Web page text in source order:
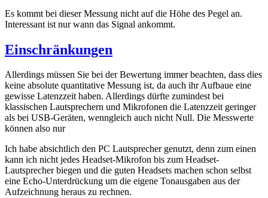
Es kommt bei dieser Messung nicht auf die Höhe des Pegel an.
Interessant ist nur wann das Signal ankommt.
Einschränkungen
Allerdings müssen Sie bei der Bewertung immer beachten, dass dies
keine absolute quantitative Messung ist, da auch ihr Aufbaue eine
gewisse Latenzzeit haben. Allerdings dürfte zumindest bei
klassischen Lautsprechern und Mikrofonen die Latenzzeit geringer
als bei USB-Geräten, wenngleich auch nicht Null. Die Messwerte
können also nur
Ich habe absichtlich den PC Lautsprecher genutzt, denn zum einen
kann ich nicht jedes Headset-Mikrofon bis zum Headset-
Lautsprecher biegen und die guten Headsets machen schon selbst
eine Echo-Unterdrückung um die eigene Tonausgaben aus der
Aufzeichnung heraus zu rechnen.